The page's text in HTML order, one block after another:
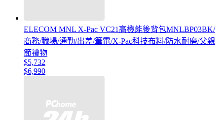
ELECOM MNL ‎X-Pac VC21高機能後背包MNLBP03BK/
商務/職場/通勤/出差/筆電/X-Pac科技布料/防水耐磨/父親
節禮物
$5,732
$6,990